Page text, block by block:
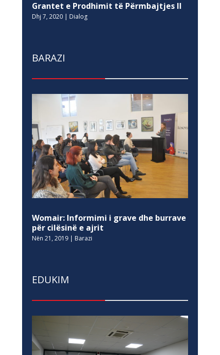
Grantet e Prodhimit të Përmbajtjes II
Dhj 7, 2020| Dialog
BARAZI
Womair: Informimi i grave dhe burrave
për cilësinë e ajrit
Nën 21, 2019| Barazi
EDUKIM